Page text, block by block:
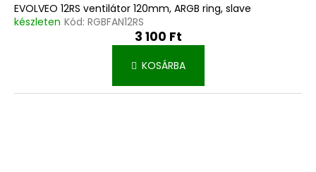
EVOLVEO 12RS ventilátor 120mm, ARGB ring, slave
készleten Kód: RGBFAN12RS
3 100 Ft
KOSÁRBA